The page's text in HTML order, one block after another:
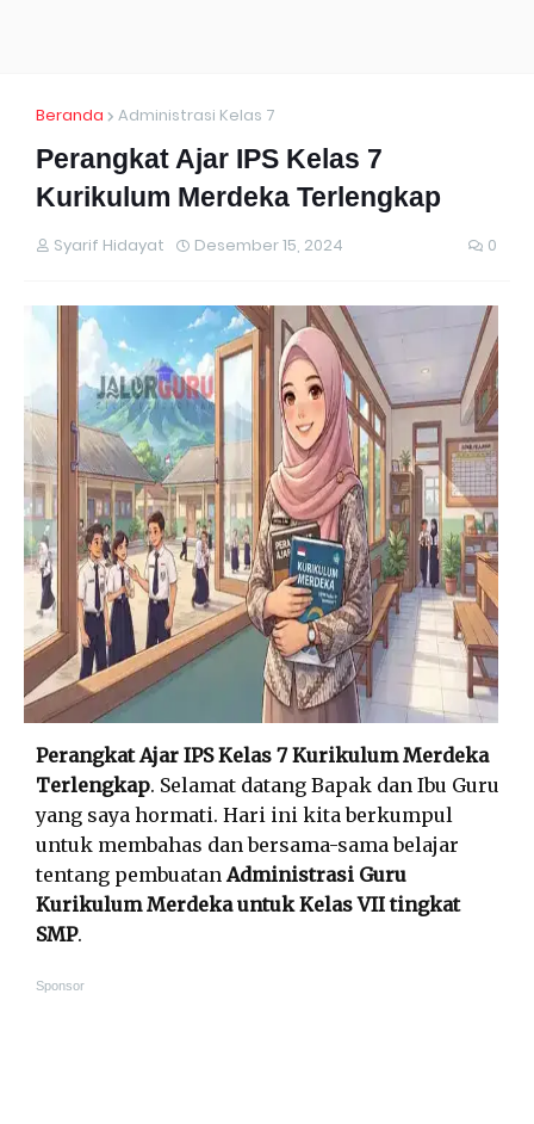
Beranda Administrasi Kelas 7
Perangkat Ajar IPS Kelas 7
Kurikulum Merdeka Terlengkap
Syarif Hidayat Desember 15, 2024 0
Perangkat Ajar IPS Kelas 7 Kurikulum Merdeka
Terlengkap. Selamat datang Bapak dan Ibu Guru
yang saya hormati. Hari ini kita berkumpul
untuk membahas dan bersama-sama belajar
tentang pembuatanAdministrasi Guru
Kurikulum Merdeka untuk Kelas VII tingkat
SMP.
Sponsor